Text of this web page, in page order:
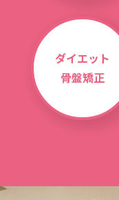
ダイエット
骨盤矯正